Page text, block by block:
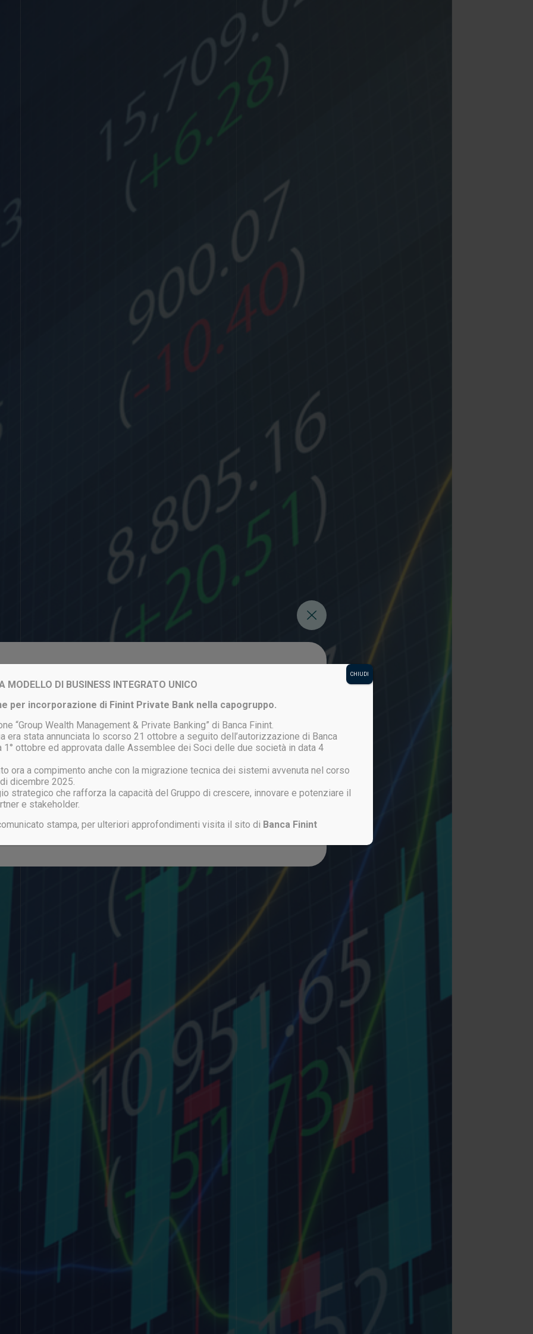
Login to your account
ACCEDI
persa?
Non sei ancora registrato? CLICCA QUI
MODELLO DI BUSINESS INTEGRATO UNICO
per incorporazione di Finint Private Bank nella capogruppo.
“Group Wealth Management & Private Banking” di Banca Finint.
era stata annunciata lo scorso 21 ottobre a seguito dell’autorizzazione di Banca
1° ottobre ed approvata dalle Assemblee dei Soci delle due società in data 4
ora a compimento anche con la migrazione tecnica dei sistemi avvenuta nel corso
dicembre 2025.
strategico che rafforza la capacità del Gruppo di crescere, innovare e potenziare il
e stakeholder.
stampa, per ulteriori approfondimenti visita il sito di Banca Finint
CHIUDI